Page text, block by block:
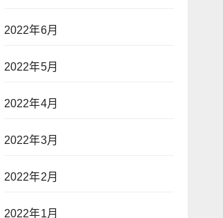
2022年6月
2022年5月
2022年4月
2022年3月
2022年2月
2022年1月